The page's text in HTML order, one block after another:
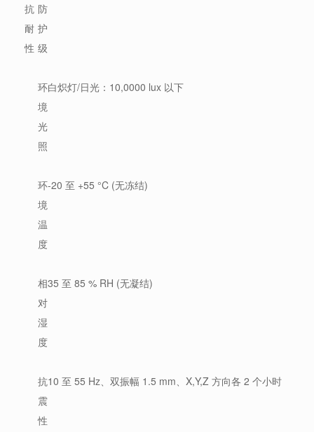
抗
耐
性
防
护
级
环
境
光
照
白炽灯/日光：10,0000 lux 以下
环
境
温
度
-20 至 +55 °C (无冻结)
相
对
湿
度
35 至 85 % RH (无凝结)
抗
震
性
10 至 55 Hz、双振幅 1.5 mm、X,Y,Z 方向各 2 个小时